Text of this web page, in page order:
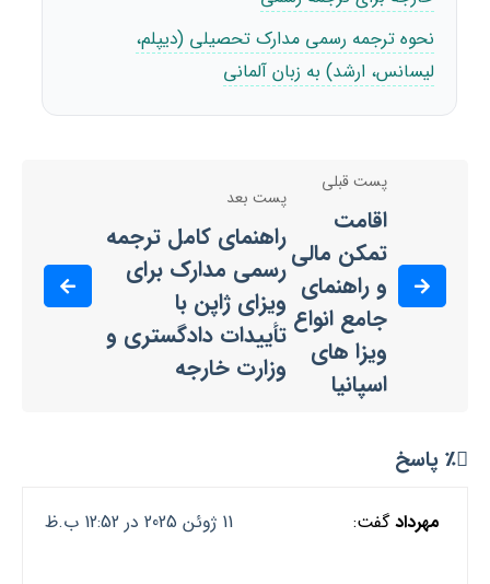
نحوه ترجمه رسمی مدارک تحصیلی (دیپلم،
لیسانس، ارشد) به زبان آلمانی
پست قبلی
اقامت
تمکن مالی
و راهنمای
جامع انواع
ویزا های
اسپانیا
پست بعد
راهنمای کامل ترجمه
رسمی مدارک برای
ویزای ژاپن با
تأییدات دادگستری و
وزارت خارجه
٪ پاسخ
مهرداد گفت: 11 ژوئن 2025 در 12:52 ب.ظ